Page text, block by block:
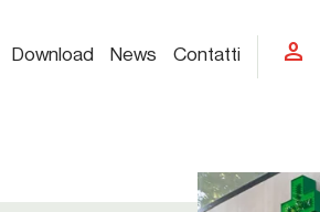
Download News Contatti person